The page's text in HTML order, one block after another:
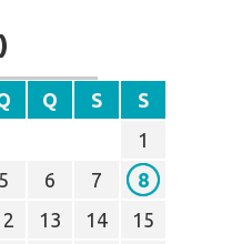
Q S
S
1
5 6 7
8
13 14
15